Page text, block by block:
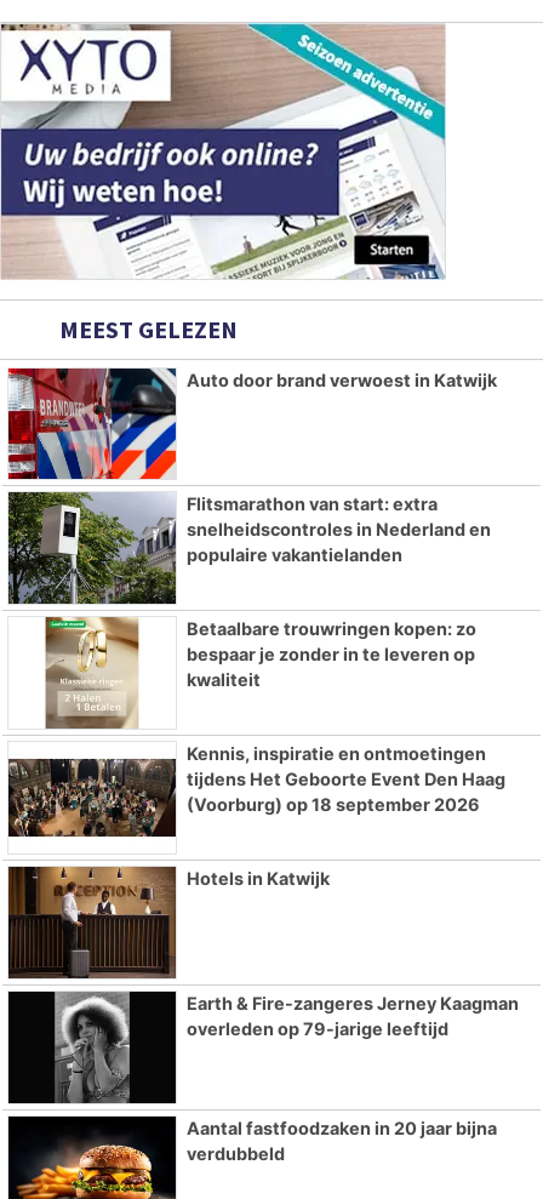
MEEST GELEZEN
Auto door brand verwoest in Katwijk
Flitsmarathon van start: extra
snelheidscontroles in Nederland en
populaire vakantielanden
Betaalbare trouwringen kopen: zo
bespaar je zonder in te leveren op
kwaliteit
Kennis, inspiratie en ontmoetingen
tijdens Het Geboorte Event Den Haag
(Voorburg) op 18 september 2026
Hotels in Katwijk
Earth & Fire-zangeres Jerney Kaagman
overleden op 79-jarige leeftijd
Aantal fastfoodzaken in 20 jaar bijna
verdubbeld